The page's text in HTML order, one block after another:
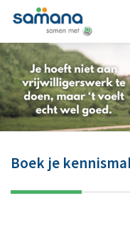
Boek je